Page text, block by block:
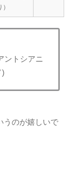
）
ントシアニ
)
うのが嬉しいで